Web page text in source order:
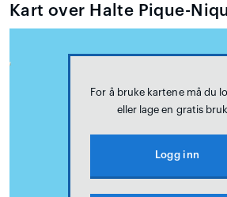
Kart over Halte Pique-
For å bruke kartene må du
eller lage en gratis
Logg inn